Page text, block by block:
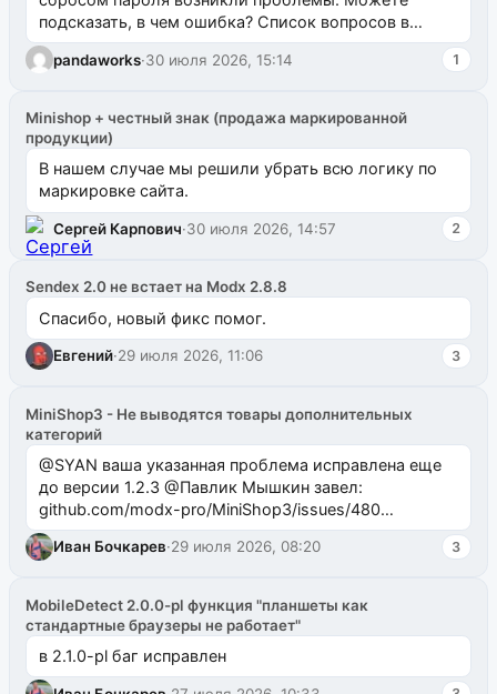
подсказать, в чем ошибка? Список вопросов в
одноименном разделе на modx.pro пока пуст, и,...
pandaworks·30 июля 2026, 15:14 1
Minishop + честный знак (продажа маркированной
продукции)
В нашем случае мы решили убрать всю логику по
маркировке сайта.
Сергей Карпович·30 июля 2026, 14:57 2
Sendex 2.0 не встает на Modx 2.8.8
Спасибо, новый фикс помог.
Евгений·29 июля 2026, 11:06 3
MiniShop3 - Не выводятся товары дополнительных
категорий
@SYAN ваша указанная проблема исправлена еще
до версии 1.2.3 @Павлик Мышкин завел:
github.com/modx-pro/MiniShop3/issues/480
github.com/modx-pro/MiniShop3/issues/481Исправим
в б...
Иван Бочкарев·29 июля 2026, 08:20 3
MobileDetect 2.0.0-pl функция "планшеты как
стандартные браузеры не работает"
в 2.1.0-pl баг исправлен